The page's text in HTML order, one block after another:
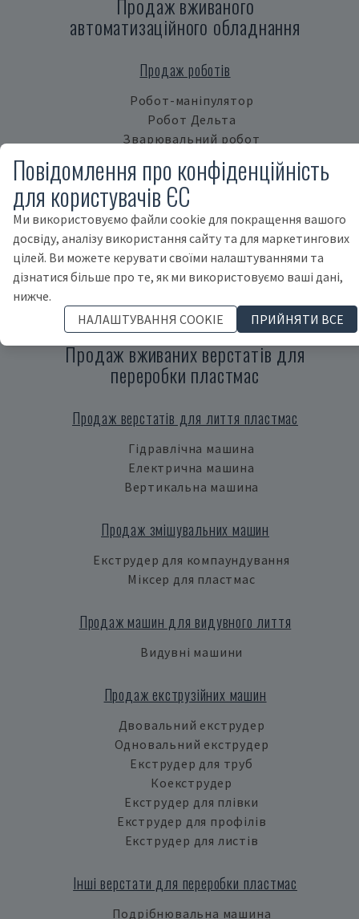
Продаж вживаного
автоматизаційного обладнання
Продаж роботів
Робот-маніпулятор
Робот Дельта
Зварювальний робот
Колаборативний робот
Портальний робот
Продаж іншого автоматизаційного обладнання
Система автоматизації
Система обробки палет
Система переміщення заготовки
Інше обладнання для автоматизації
Продаж вживаних верстатів для
переробки пластмас
Продаж верстатів для лиття пластмас
Гідравлічна машина
Електрична машина
Вертикальна машина
Продаж змішувальних машин
Екструдер для компаундування
Міксер для пластмас
Продаж машин для видувного лиття
Видувні машини
Продаж екструзійних машин
Двовальний екструдер
Одновальний екструдер
Екструдер для труб
Коекструдер
Екструдер для плівки
Екструдер для профілів
Екструдер для листів
Інші верстати для переробки пластмас
Подрібнювальна машина
Повідомлення про конфіденційність
для користувачів ЄС
Ми використовуємо файли cookie для покращення вашого
досвіду, аналізу використання сайту та для маркетингових
цілей. Ви можете керувати своїми налаштуваннями та
дізнатися більше про те, як ми використовуємо ваші дані,
нижче.
НАЛАШТУВАННЯ COOKIE
ПРИЙНЯТИ ВСЕ